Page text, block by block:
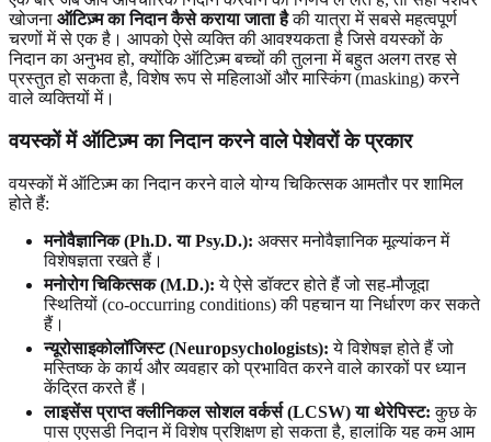
खोजना ऑटिज़्म का निदान कैसे कराया जाता हैकी यात्रा में सबसे महत्वपूर्ण
चरणों में से एक है। आपको ऐसे व्यक्ति की आवश्यकता है जिसे वयस्कों के
निदान का अनुभव हो, क्योंकि ऑटिज़्म बच्चों की तुलना में बहुत अलग तरह से
प्रस्तुत हो सकता है, विशेष रूप से महिलाओं और मास्किंग (masking) करने
वाले व्यक्तियों में।
वयस्कों में ऑटिज़्म का निदान करने वाले पेशेवरों के प्रकार
वयस्कों में ऑटिज़्म का निदान करने वाले योग्य चिकित्सक आमतौर पर शामिल
होते हैं:
मनोवैज्ञानिक (Ph.D. या Psy.D.): अक्सर मनोवैज्ञानिक मूल्यांकन में
विशेषज्ञता रखते हैं।
मनोरोग चिकित्सक (M.D.): ये ऐसे डॉक्टर होते हैं जो सह-मौजूदा
स्थितियों (co-occurring conditions) की पहचान या निर्धारण कर सकते
हैं।
न्यूरोसाइकोलॉजिस्ट (Neuropsychologists): ये विशेषज्ञ होते हैं जो
मस्तिष्क के कार्य और व्यवहार को प्रभावित करने वाले कारकों पर ध्यान
केंद्रित करते हैं।
लाइसेंस प्राप्त क्लीनिकल सोशल वर्कर्स (LCSW) या थेरेपिस्ट: कुछ के
पास एएसडी निदान में विशेष प्रशिक्षण हो सकता है, हालांकि यह कम आम